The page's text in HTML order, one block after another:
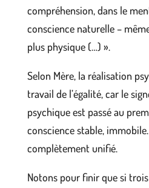
compréhension, dans le
conscience naturelle –
plus physique (…) ».
Selon Mère, la réalisation
travail de l’égalité, car le
psychique est passé au
conscience stable,
complètement unifié.
Notons pour finir que si